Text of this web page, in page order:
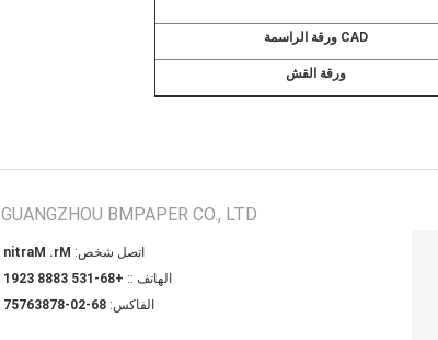
CAD ورقة الراسمة
ورقة القش
GUANGZHOU BMPAPER CO., LTD.
اتصل شخص: Mr. Martin
الهاتف :: +86-135 3888 3291
الفاكس: 86-20-87836757